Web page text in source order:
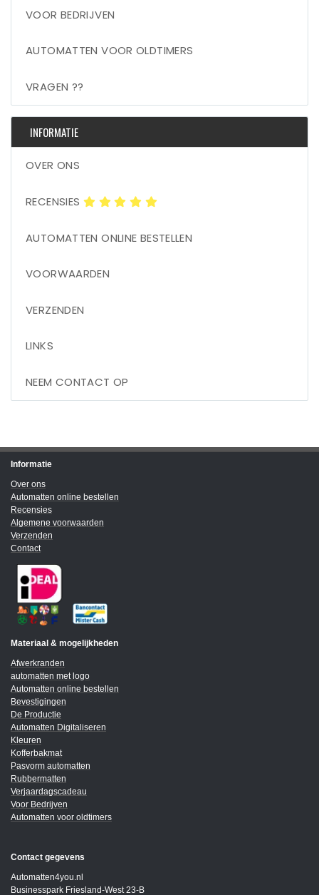
VOOR BEDRIJVEN
AUTOMATTEN VOOR OLDTIMERS
VRAGEN ??
INFORMATIE
OVER ONS
RECENSIES
AUTOMATTEN ONLINE BESTELLEN
VOORWAARDEN
VERZENDEN
LINKS
NEEM CONTACT OP
Informatie
Over ons
Automatten online bestellen
Recensies
Algemene voorwaarden
Verzenden
Contact
Materiaal & mogelijkheden
Afwerkranden
automatten met logo
Automatten online bestellen
Bevestigingen
De Productie
Automatten Digitaliseren
Kleuren
Kofferbakmat
Pasvorm automatten
Rubbermatten
Verjaardagscadeau
Voor Bedrijven
Automatten voor oldtimers
Contact gegevens
Automatten4you.nl
Businesspark Friesland-West 23-B